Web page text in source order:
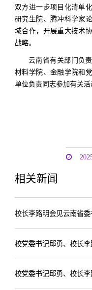
双方进一步项目化清单
研究生院、腾冲科学家
域合作，开展重大技术
战略。
云南省有关部门负
材料学院、金融学院和
单位负责同志参加有关活
相关新闻